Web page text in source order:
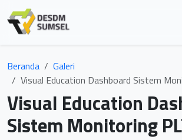
Beranda
Galeri
Visual Education Dashboard Sistem
Visual Education
Sistem Monitoring